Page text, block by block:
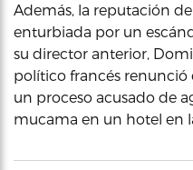
Además, la reputación
enturbiada por un
su director anterior,
político francés renunció
un proceso acusado de
mucama en un hotel en